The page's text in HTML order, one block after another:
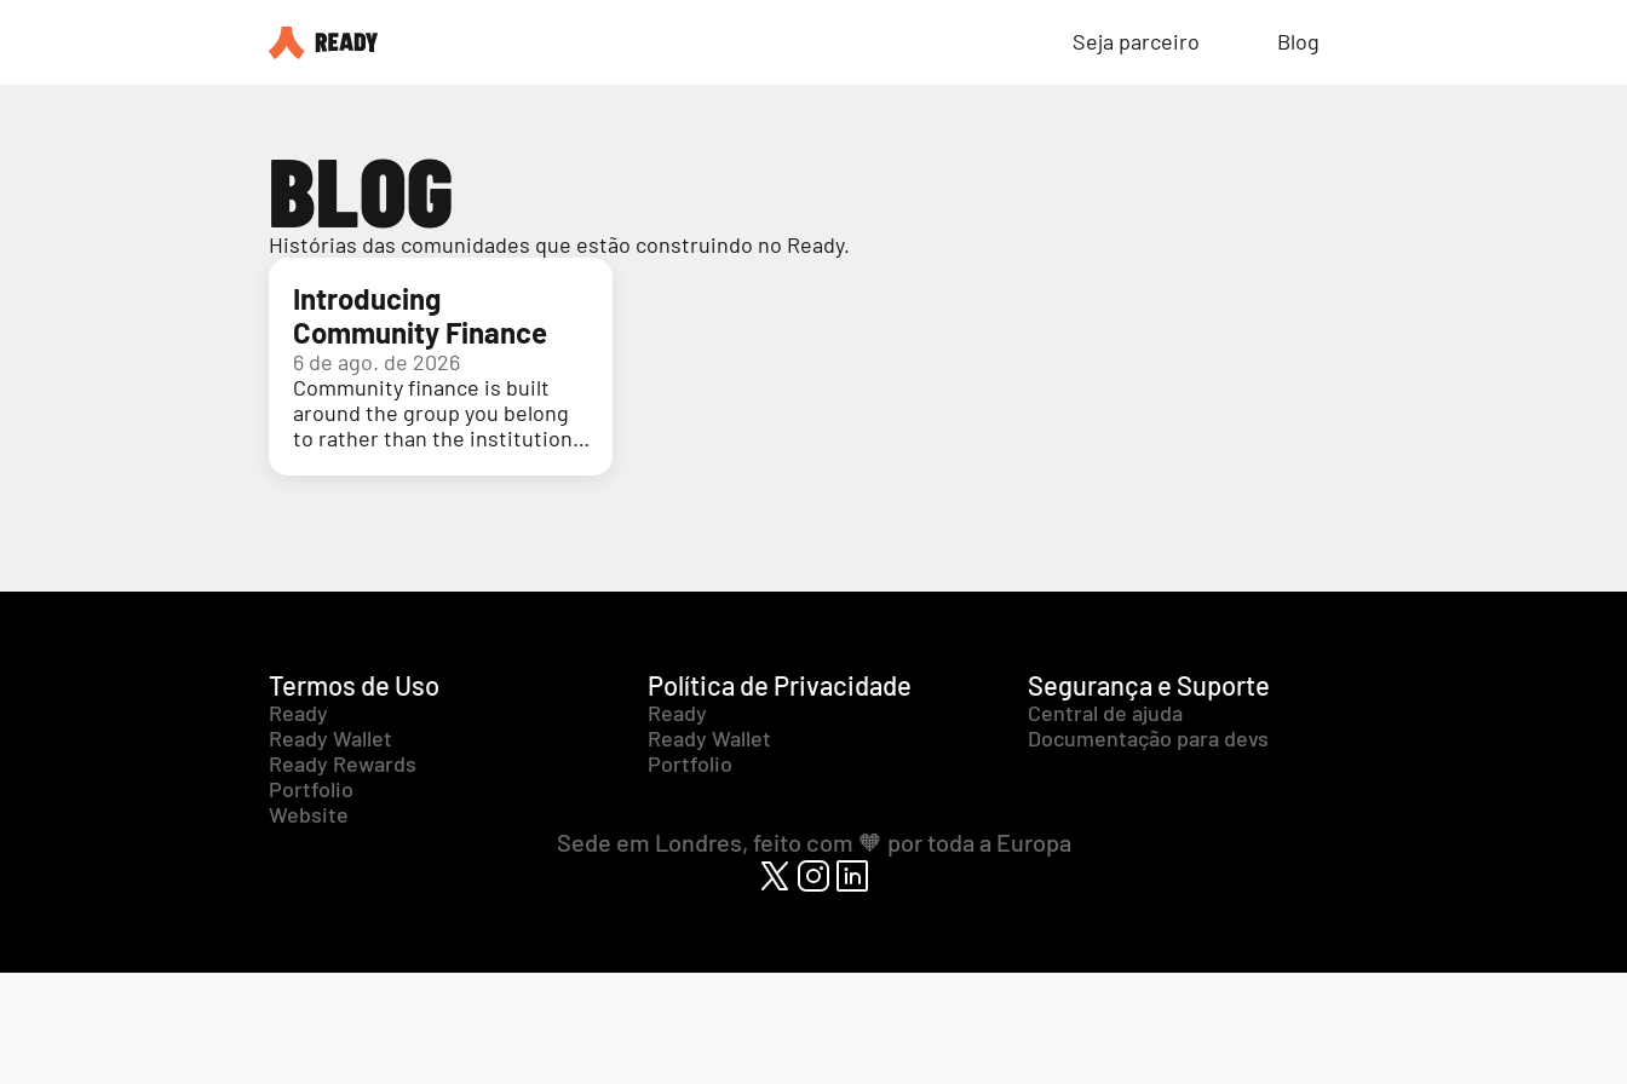
Seja parceiro Blog
BLOG
Histórias das comunidades que estão construindo no Ready.
Introducing
Community Finance
6 de ago. de 2026
Community finance is built
around the group you belong
to rather than the institution
Termos de Uso
Ready
Ready Wallet
Ready Rewards
Portfolio
Website
Política de Privacidade
Ready
Ready Wallet
Portfolio
Segurança e Suporte
Central de ajuda
Documentação para devs
Sede em Londres, feito com 🧡 por toda a Europa